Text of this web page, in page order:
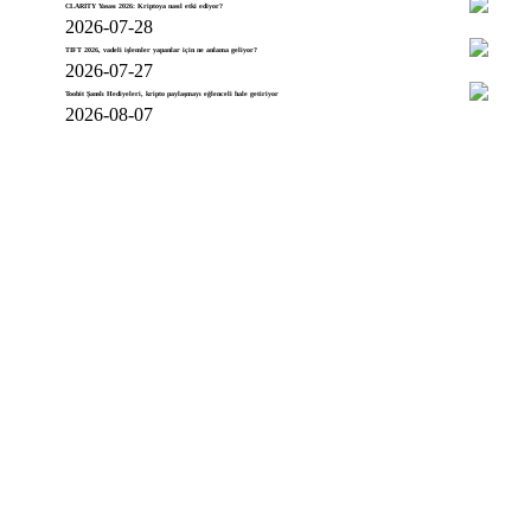
CLARITY Yasası 2026: Kriptoya nasıl etki ediyor?
2026-07-28
TIFT 2026, vadeli işlemler yapanlar için ne anlama geliyor?
2026-07-27
Toobit Şanslı Hediyeleri, kripto paylaşmayı eğlenceli hale getiriyor
2026-08-07